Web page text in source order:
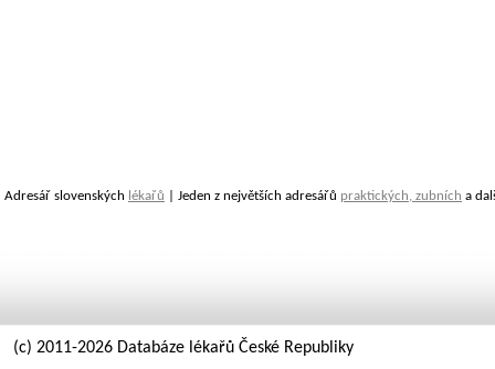
Adresář slovenských lékařů | Jeden z největších adresářů praktických, zubních a
(c) 2011-2026 Databáze lékařů České Republiky